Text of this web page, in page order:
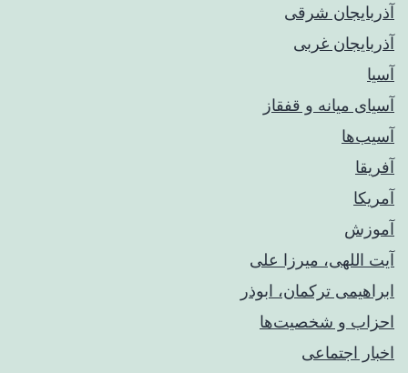
آذربایجان شرقی
آذربایجان غربی
آسیا
آسیای میانه و قفقاز
آسیب‌ها
آفریقا
آمریکا
آموزش
آیت اللهی، میرزا علی
ابراهیمی ترکمان، ابوذر
احزاب و شخصیت‌ها
اخبار اجتماعی